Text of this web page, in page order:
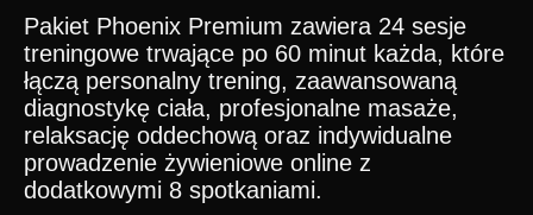
Pakiet Phoenix Premium zawiera 24 sesje
treningowe trwające po 60 minut każda, które
łączą personalny trening, zaawansowaną
diagnostykę ciała, profesjonalne masaże,
relaksację oddechową oraz indywidualne
prowadzenie żywieniowe online z
dodatkowymi 8 spotkaniami.